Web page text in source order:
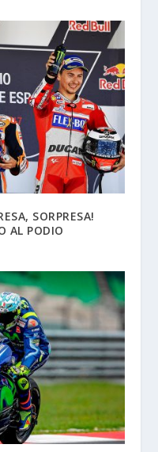
SORPRESA!
AL PODIO